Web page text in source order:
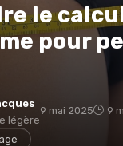
le
pour
légère
9 mai 2025 9